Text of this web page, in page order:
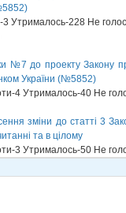
Утрималось-228 Не
до проекту Закону
України (№5852)
4 Утрималось-40 Не
зміни до статті 3
та в цілому
3 Утрималось-50 Не